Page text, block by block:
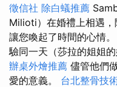
徵信社 除白蟻推薦
Milioti）在婚禮上相遇
讓您喚起了時間的心情。
驗同一天（莎拉的姐姐
辦桌外燴推薦 儘管他們
愛的意義。 台北整骨技